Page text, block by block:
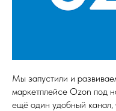
Мы запустили и
маркетплейсе Ozon под
ещё один удобный канал,